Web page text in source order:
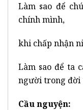
Làm sao để
chính mình,
khi chấp nhận
Làm sao để ta
người trong đời
Cầu nguyện: